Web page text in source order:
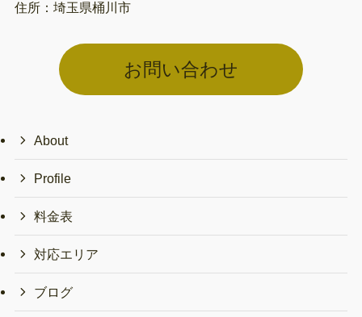
住所：埼玉県桶川市
お問い合わせ
About
Profile
料金表
対応エリア
ブログ